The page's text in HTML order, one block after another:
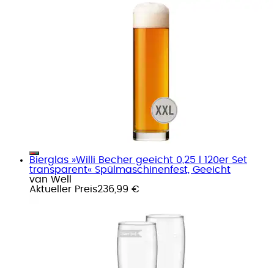
Bierglas »Willi Becher geeicht 0,25 l 120er Set
transparent« Spülmaschinenfest, Geeicht
van Well
Aktueller Preis236,99 €